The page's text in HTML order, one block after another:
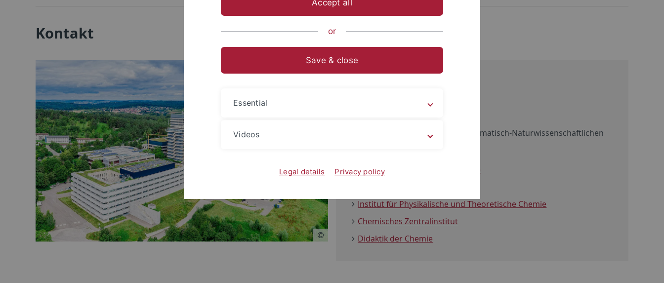
Kontakt
Der Fachbereich Chemie der Mathematisch-Naturwissenschaftlichen
Institut für Anorganische Chemie
Institut für Physikalische und Theoretische Chemie
Chemisches Zentralinstitut
Didaktik der Chemie
Accept all
or
Save & close
Essential
Videos
Legal details Privacy policy